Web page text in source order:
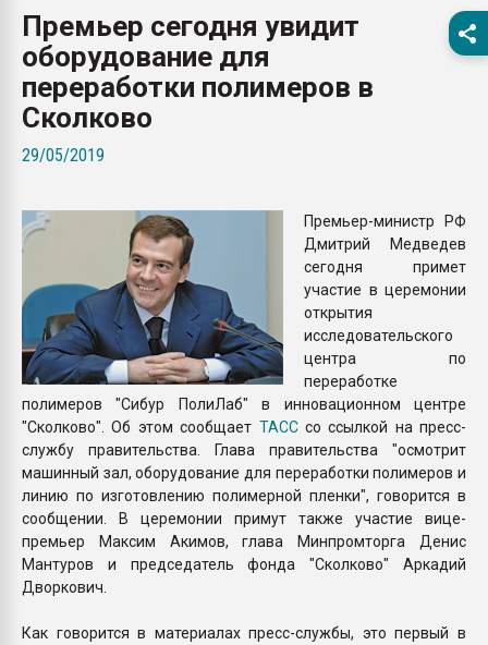
28.07.2026
ситуацией на
Всё, что касается
Премьер сегодня увидит
оборудование для
переработки полимеров в
Сколково
29/05/2019
Премьер-министр РФ
Дмитрий Медведев
сегодня примет
участие в церемонии
открытия
исследовательского
центра по
переработке
полимеров "Сибур ПолиЛаб" в инновационном центре
"Сколково". Об этом сообщает ТАССсо ссылкой на пресс-
службу правительства. Глава правительства "осмотрит
машинный зал, оборудование для переработки полимеров и
линию по изготовлению полимерной пленки", говорится в
сообщении. В церемонии примут также участие вице-
премьер Максим Акимов, глава Минпромторга Денис
Мантуров и председатель фонда "Сколково" Аркадий
Дворкович.
Как говорится в материалах пресс-службы, это первый в